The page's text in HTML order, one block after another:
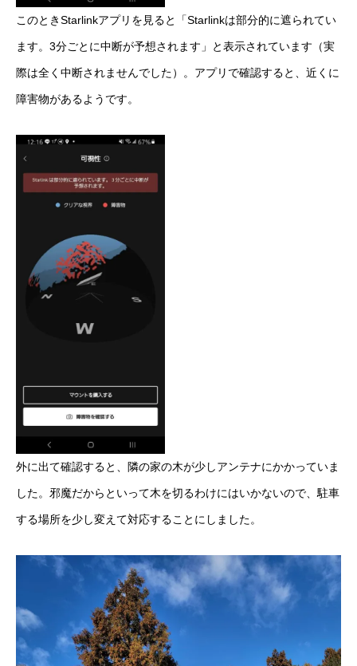
このときStarlinkアプリを見ると「Starlinkは部分的に遮られてい
ます。3分ごとに中断が予想されます」と表示されています（実
際は全く中断されませんでした）。アプリで確認すると、近くに
障害物があるようです。
外に出て確認すると、隣の家の木が少しアンテナにかかっていま
した。邪魔だからといって木を切るわけにはいかないので、駐車
する場所を少し変えて対応することにしました。